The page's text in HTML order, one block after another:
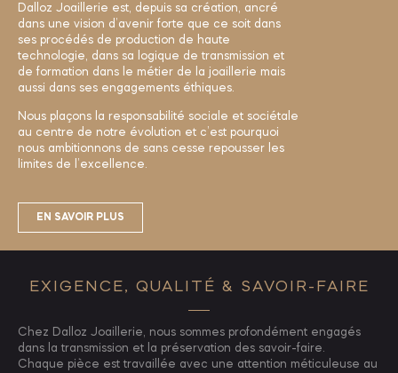
Dalloz Joaillerie est, depuis sa création, ancré
dans une vision d’avenir forte que ce soit dans
ses procédés de production de haute
technologie, dans sa logique de transmission et
de formation dans le métier de la joaillerie mais
aussi dans ses engagements éthiques.
Nous plaçons la responsabilité sociale et sociétale
au centre de notre évolution et c’est pourquoi
nous ambitionnons de sans cesse repousser les
limites de l’excellence.
EN SAVOIR PLUS
EXIGENCE, QUALITÉ & SAVOIR-FAIRE
Chez Dalloz Joaillerie, nous sommes profondément engagés
dans la transmission et la préservation des savoir-faire.
Chaque pièce est travaillée avec une attention méticuleuse au